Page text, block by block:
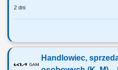
2 dni
Dołącz do naszego nowego salonu
Intensywna nauka w ramach procesu
nowoczesnych usług turystycznych;
Handlowiec,